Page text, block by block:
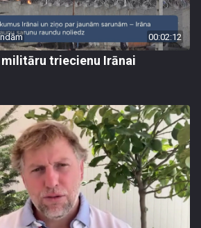
00:02:12
triecienu Irānai